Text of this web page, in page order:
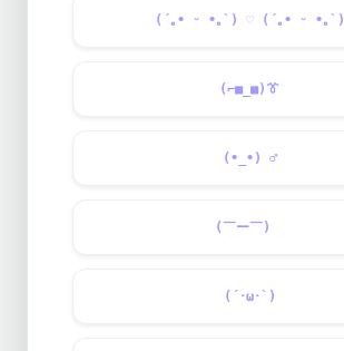
(´｡• ᵕ •｡`) ♡ (´｡• ᵕ •｡`)
(⌐■_■) 👔
(•_•) ♂️
(￣ー￣)ゞ
(´･ω･`)